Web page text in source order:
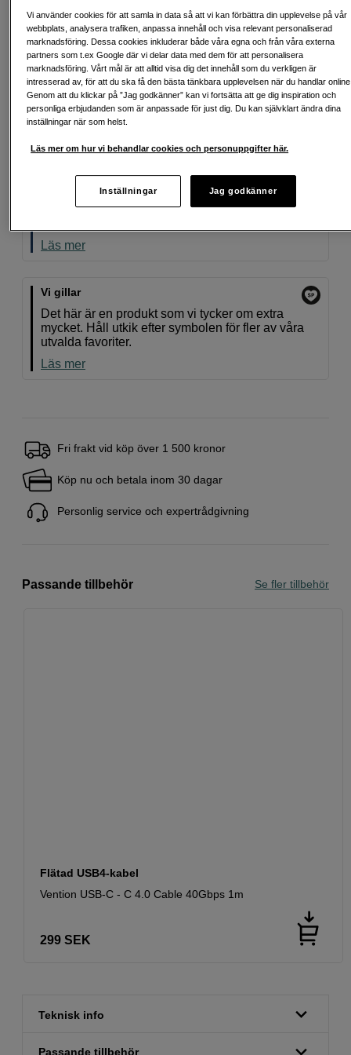
Om du inte kan betala tillbaka skulden i tid
riskerar du en betalningsanmärkning. Det kan leda till svårigheter att få hyra
bostad, teckna abonnemang och få nya lån. För stöd, vänd dig till budget-
och skuldrådgivningen i din kommun. Kontaktuppgifter finns på
konsumentverket.se (öppnas i ny flik)
Energiklass
Back to Work
Den här produkten ingår i vårt Back to Work-utbud
Läs mer
Vi gillar
Det här är en produkt som vi tycker om extra
mycket. Håll utkik efter symbolen för fler av våra
utvalda favoriter.
Läs mer
Fri frakt vid köp över 1 500 kronor
Köp nu och betala inom 30 dagar
Personlig service och expertrådgivning
Passande tillbehör Se fler tillbehör
Flätad USB4-kabel
Vention USB-C - C 4.0 Cable 40Gbps 1m
299 SEK
Teknisk info
Passande tillbehör
Vi använder cookies för att samla in data så att vi kan förbättra din upplevelse på vår
webbplats, analysera trafiken, anpassa innehåll och visa relevant personaliserad
marknadsföring. Dessa cookies inkluderar både våra egna och från våra externa
partners som t.ex Google där vi delar data med dem för att personalisera
marknadsföring. Vårt mål är att alltid visa dig det innehåll som du verkligen är
intresserad av, för att du ska få den bästa tänkbara upplevelsen när du handlar
Genom att du klickar på ”Jag godkänner” kan vi fortsätta att ge dig inspiration och
personliga erbjudanden som är anpassade för just dig. Du kan självklart ändra dina
inställningar när som helst.
Läs mer om hur vi behandlar cookies och personuppgifter här.
Inställningar Jag godkänner